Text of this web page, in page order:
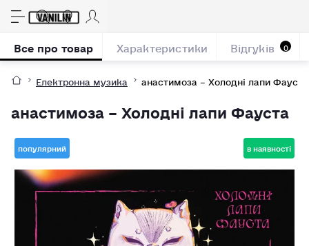
Електронна музика анастимоза – Холодні лапи Фауста
анастимоза – Холодні лапи Фауста
Все про товар Характеристики Відгуків 0
популярний в наявності